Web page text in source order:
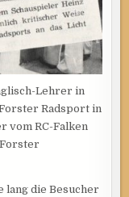
Lehrer in
Radsport in
vom RC-Falken
lang die Besucher